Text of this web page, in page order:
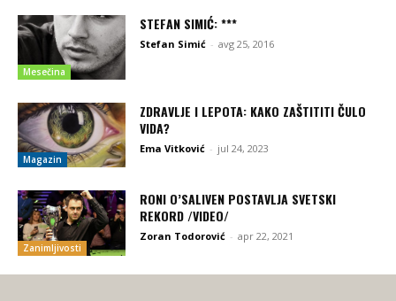
Mesečina
STEFAN SIMIĆ: ***
Stefan Simić - avg 25, 2016
Magazin
ZDRAVLJE I LEPOTA: KAKO ZAŠTITITI ČULO
VIDA?
Ema Vitković - jul 24, 2023
Zanimljivosti
RONI O’SALIVEN POSTAVLJA SVETSKI
REKORD /VIDEO/
Zoran Todorović - apr 22, 2021